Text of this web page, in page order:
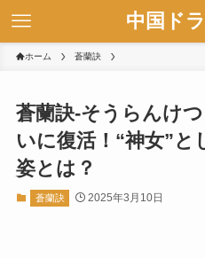
中国ド
ホーム 蒼蘭訣
蒼蘭訣-そうらんけ
いに復活！“神女”と
姿とは？
蒼蘭訣 2025年3月10日